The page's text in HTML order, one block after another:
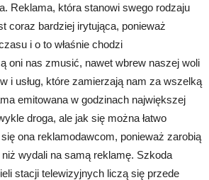
Reklama, która stanowi swego rodzaju
coraz bardziej irytująca, ponieważ
i o to właśnie chodzi
oni nas zmusić, nawet wbrew naszej woli
i usług, które zamierzają nam za wszelką
emitowana w godzinach największej
droga, ale jak się można łatwo
ona reklamodawcom, ponieważ zarobią
wydali na samą reklamę. Szkoda
stacji telewizyjnych liczą się przede